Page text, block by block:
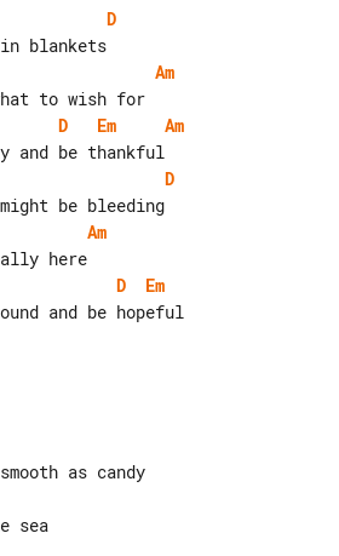
D
Am
D Em
Am
D
Am
D
Em
and be hopeful